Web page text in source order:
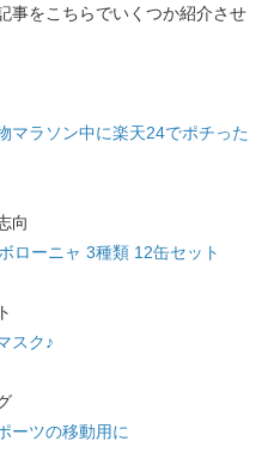
事をこちらでいくつか紹介させ
マラソン中に楽天24でポチった
向
ローニャ 3種類 12缶セット
スク♪
ーツの移動用に